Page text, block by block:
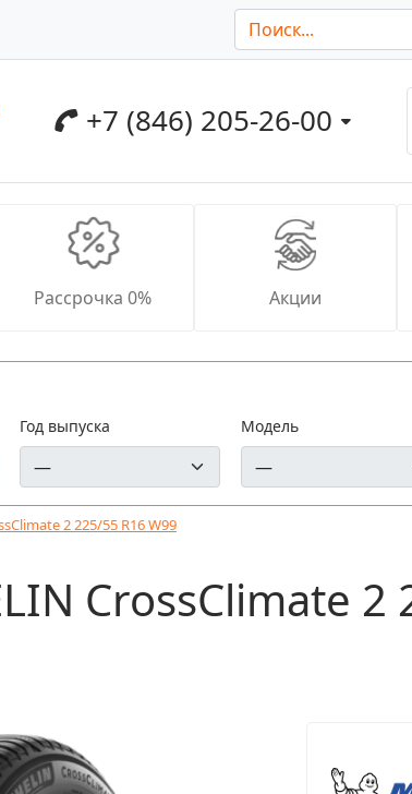
+7 (846) 205-26-00
Рассрочка 0% Акции
Год выпуска Модель
2 225/55 R16 W99
CrossClimate 2